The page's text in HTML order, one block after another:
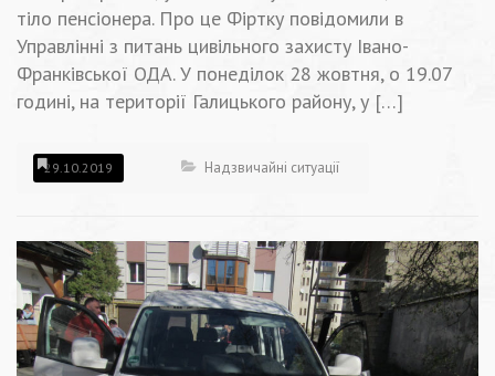
тіло пенсіонера. Про це Фіртку повідомили в
Управлінні з питань цивільного захисту Івано-
Франківської ОДА. У понеділок 28 жовтня, о 19.07
годині, на території Галицького району, у […]
29.10.2019 Надзвичайні ситуації